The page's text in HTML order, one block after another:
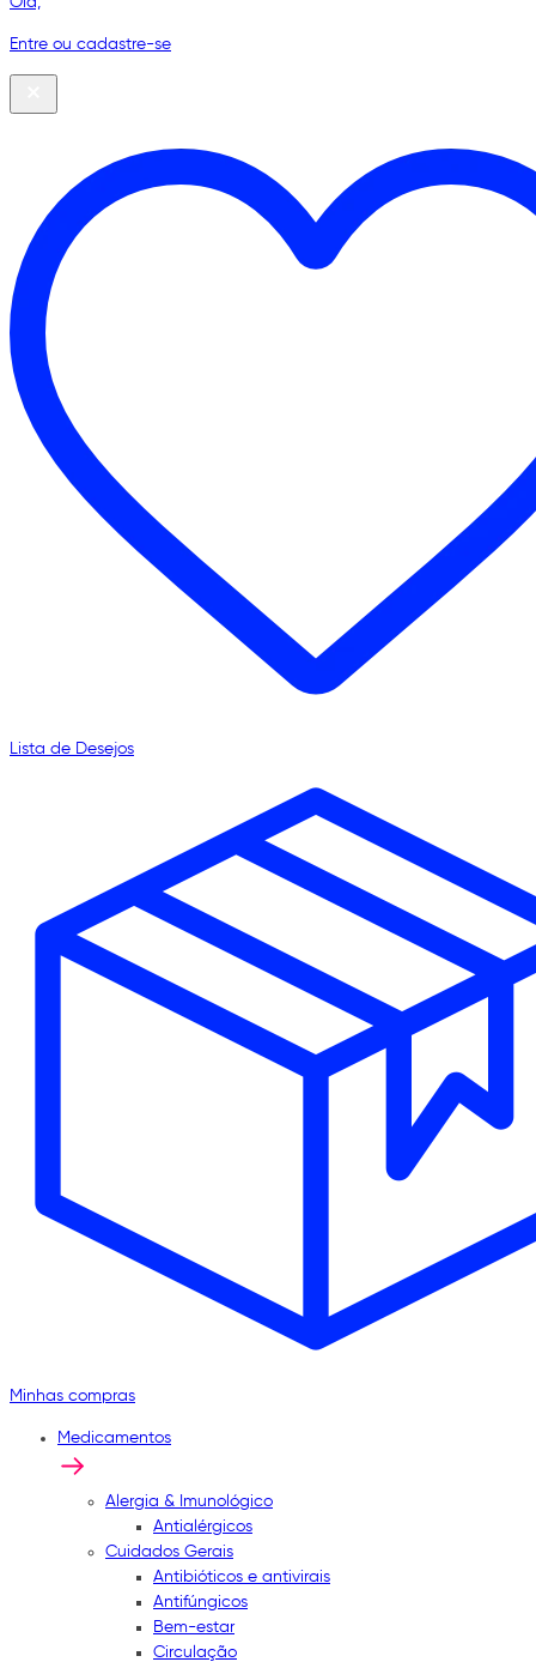
Entre ou cadastre-se
Lista de Desejos
Minhas compras
Medicamentos
Alergia & Imunológico
Antialérgicos
Cuidados Gerais
Antibióticos e antivirais
Antifúngicos
Bem-estar
Circulação